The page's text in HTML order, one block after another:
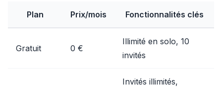
Plan Prix/mois Fonctionnalités clés
Gratuit 0 €
Illimité en solo, 10
invités
Invités illimités,